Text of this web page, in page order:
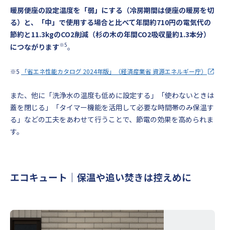
暖房便座の設定温度を「弱」にする（冷房期間は便座の暖房を切
る）と、「中」で使用する場合と比べて年間約710円の電気代の
節約と11.3kgのCO2削減（杉の木の年間CO2吸収量約1.3本分）
につながります※5。
※5 「省エネ性能カタログ 2024年版」（経済産業省 資源エネルギー庁）
また、他に「洗浄水の温度も低めに設定する」「使わないときは
蓋を閉じる」「タイマー機能を活用して必要な時間帯のみ保温す
る」などの工夫をあわせて行うことで、節電の効果を高められま
す。
エコキュート｜保温や追い焚きは控えめに